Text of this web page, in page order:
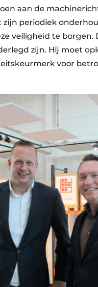
aan de
zijn periodiek
veiligheid te
zijn. Hij moet
voor